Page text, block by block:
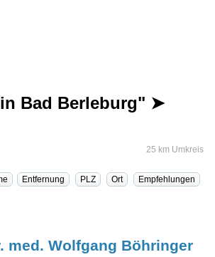
Bad Berleburg" ➤
25 km Umkreis
Entfernung PLZ Ort
Empfehlungen
med. Wolfgang Böhringer